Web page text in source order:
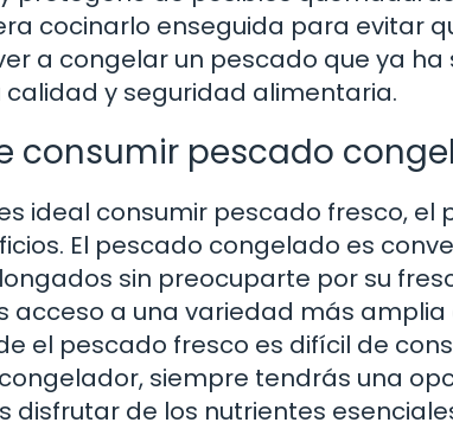
cocinarlo enseguida para evitar
a congelar un pescado que ya
y seguridad alimentaria.
consumir pescado
ideal consumir pescado fresco,
El pescado congelado es
sin preocuparte por su
acceso a una variedad más
el pescado fresco es difícil de
siempre tendrás una
disfrutar de los nutrientes